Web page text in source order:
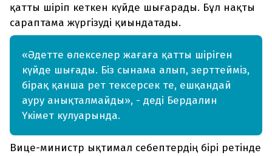
қатты шіріп кеткен күйде шығарады. Бұл нақты
сараптама жүргізуді қиындатады.
«Әдетте өлекселер жағаға қатты шіріген
күйде шығады. Біз сынама алып, зерттейміз,
бірақ қанша рет тексерсек те, ешқандай
ауру анықталмайды», - деді Бердалин
Үкімет кулуарында.
Вице-министр ықтимал себептердің бірі ретінде